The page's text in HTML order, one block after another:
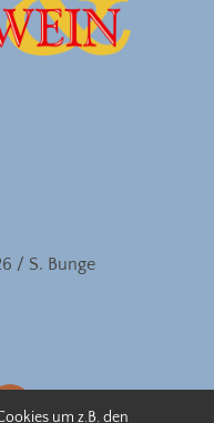
um z.B. den
/ S. Bunge